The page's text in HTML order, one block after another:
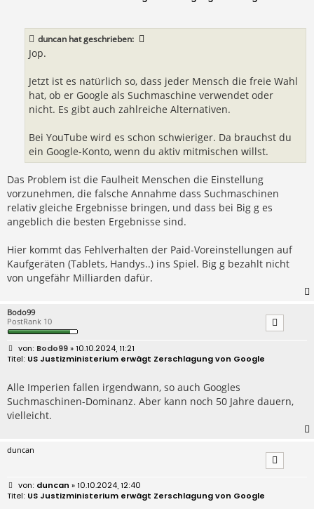
duncan hat geschrieben:
Jop.
Jetzt ist es natürlich so, dass jeder Mensch die freie Wahl
hat, ob er Google als Suchmaschine verwendet oder
nicht. Es gibt auch zahlreiche Alternativen.
Bei YouTube wird es schon schwieriger. Da brauchst du
ein Google-Konto, wenn du aktiv mitmischen willst.
Das Problem ist die Faulheit Menschen die Einstellung
vorzunehmen, die falsche Annahme dass Suchmaschinen
relativ gleiche Ergebnisse bringen, und dass bei Big g es
angeblich die besten Ergebnisse sind.
Hier kommt das Fehlverhalten der Paid-Voreinstellungen auf
Kaufgeräten (Tablets, Handys..) ins Spiel. Big g bezahlt nicht
von ungefähr Milliarden dafür.
Bodo99
PostRank 10
B
e
i
r
a
g
Bodo99» 10.10.2024, 11:21
US Justizministerium erwägt Zerschlagung von Google
Alle Imperien fallen irgendwann, so auch Googles
Suchmaschinen-Dominanz. Aber kann noch 50 Jahre dauern,
vielleicht.
duncan
B
e
i
duncan » 10.10.2024, 12:40
US Justizministerium erwägt Zerschlagung von Google